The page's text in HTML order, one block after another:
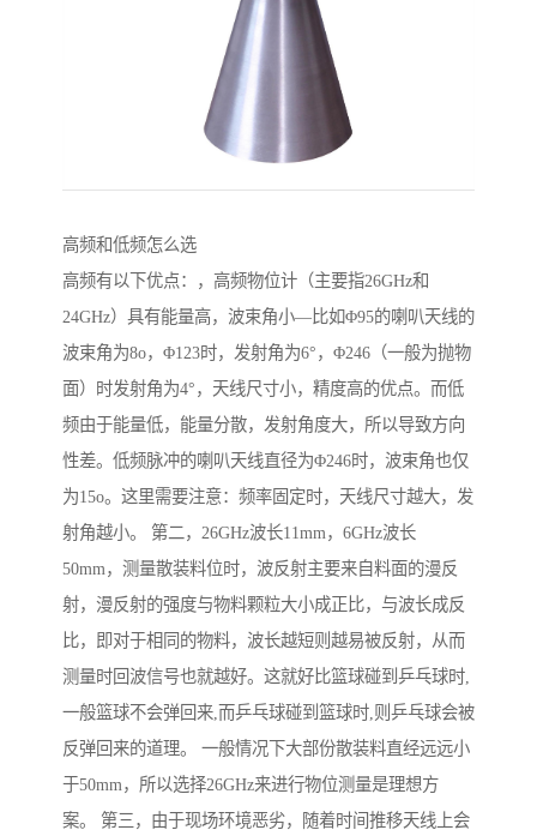
高频和低频怎么选
高频有以下优点：，高频物位计（主要指26GHz和
24GHz）具有能量高，波束角小—比如Φ95的喇叭天线的
波束角为8o，Φ123时，发射角为6°，Φ246（一般为抛物
面）时发射角为4°，天线尺寸小，精度高的优点。而低
频由于能量低，能量分散，发射角度大，所以导致方向
性差。低频脉冲的喇叭天线直径为Φ246时，波束角也仅
为15o。这里需要注意：频率固定时，天线尺寸越大，发
射角越小。 第二，26GHz波长11mm，6GHz波长
50mm，测量散装料位时，波反射主要来自料面的漫反
射，漫反射的强度与物料颗粒大小成正比，与波长成反
比，即对于相同的物料，波长越短则越易被反射，从而
测量时回波信号也就越好。这就好比篮球碰到乒乓球时,
一般篮球不会弹回来,而乒乓球碰到篮球时,则乒乓球会被
反弹回来的道理。 一般情况下大部份散装料直经远远小
于50mm，所以选择26GHz来进行物位测量是理想方
案。 第三，由于现场环境恶劣，随着时间推移天线上会